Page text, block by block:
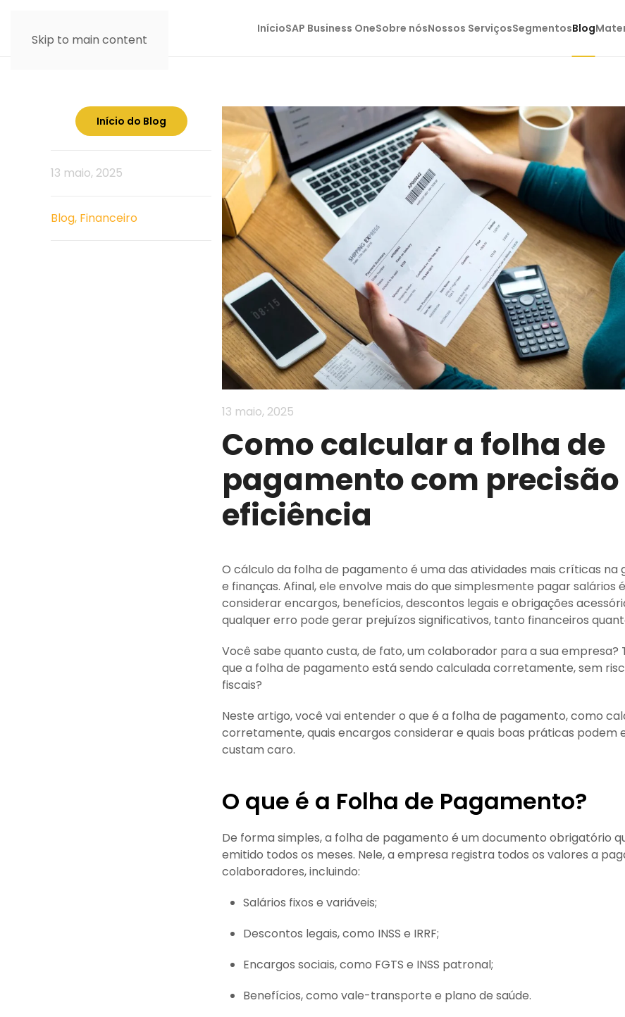
Skip to main content
InícioSAP Business OneSobre nósNossos ServiçosSegmentosBlog
Início do Blog
13 maio, 2025
Blog, Financeiro
13 maio, 2025
Como calcular a folha de
pagamento com precisão
eficiência
O cálculo da folha de pagamento é uma das atividades mais críticas na
e finanças. Afinal, ele envolve mais do que simplesmente pagar salários
considerar encargos, benefícios, descontos legais e obrigações
qualquer erro pode gerar prejuízos significativos, tanto financeiros
Você sabe quanto custa, de fato, um colaborador para a sua empresa?
que a folha de pagamento está sendo calculada corretamente, sem
fiscais?
Neste artigo, você vai entender o que é a folha de pagamento, como
corretamente, quais encargos considerar e quais boas práticas podem
custam caro.
O que é a Folha de Pagamento?
De forma simples, a folha de pagamento é um documento obrigatório
emitido todos os meses. Nele, a empresa registra todos os valores a
colaboradores, incluindo:
Salários fixos e variáveis;
Descontos legais, como INSS e IRRF;
Encargos sociais, como FGTS e INSS patronal;
Benefícios, como vale-transporte e plano de saúde.